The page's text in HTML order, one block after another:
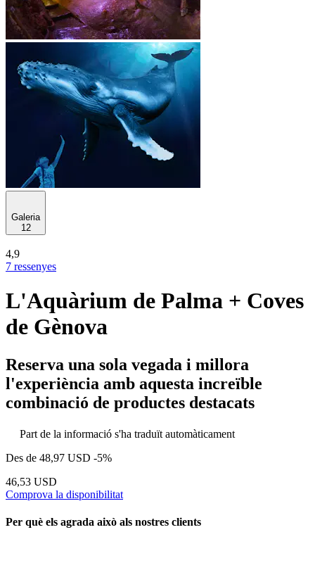
Galeria
12
4,9
7 ressenyes
L'Aquàrium de Palma + Coves
de Gènova
Reserva una sola vegada i millora
l'experiència amb aquesta increïble
combinació de productes destacats
Part de la informació s'ha traduït automàticament
Des de 48,97 USD -5%
46,53 USD
Comprova la disponibilitat
Per què els agrada això als nostres clients